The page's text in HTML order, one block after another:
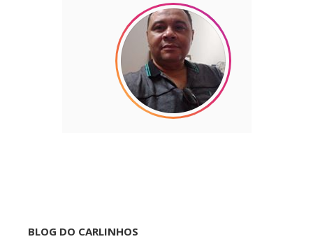
BLOG DO CARLINHOS